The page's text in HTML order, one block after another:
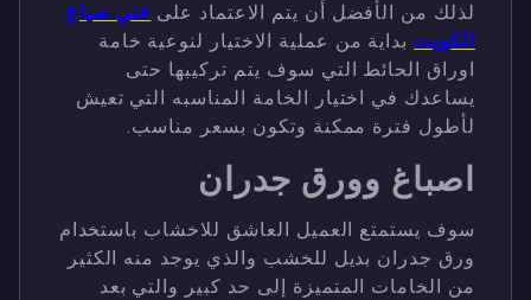
لذلك من الأفضل أن يتم الاعتماد على فني صباغ
الكويت بداية من عملية الاختيار لنوعية خامة
اوراق الحائط التي سوف يتم تركيبها حتى
يساعدك في اختيار الخامة المناسبه التي تعيش
لأطول فترة ممكنة وتكون بسعر مناسب.
اصباغ وورق جدران
سوف يستمتع العميل العاشق للاخشاب باستخدام
ورق جدران بديل للخشب والذي يوجد منه الكثير
من الخامات المتميزة إلى حد كبير والتي بعد